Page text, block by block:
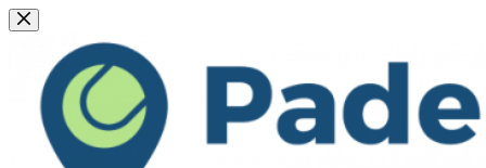
Zum
Inhalt
springen